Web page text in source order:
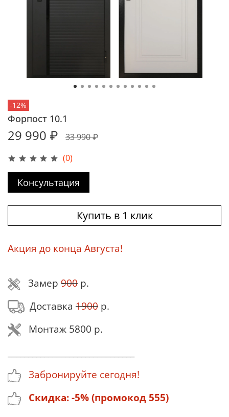
-12%
(0)
Форпост 10.1
29 990 ₽ 33 990 ₽
Консультация
Купить в 1 клик
Акция до конца Августа!
Замер 900 р.
Доставка 1900 р.
Монтаж 5800 р.
Забронируйте сегодня!
Скидка: -5% (промокод 555)